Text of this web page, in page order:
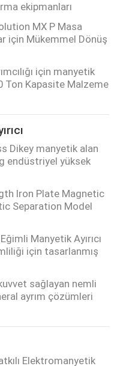
ekipmanları
MX P Masa
için Mükemmel Dönüş
için manyetik
Ton Kapasite Malzeme
Dikey manyetik alan
endüstriyel yüksek
Iron Plate Magnetic
Separation Model
Manyetik Ayırıcı
için tasarlanmış
sağlayan nemli
ayrım çözümleri
Elektromanyetik